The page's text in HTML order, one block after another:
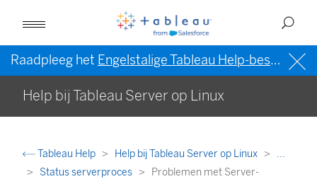
Raadpleeg het Engelstalige Tableau Help-bestand (VS)
Help bij Tableau Server op Linux
Tableau Help Help bij Tableau Server op Linux
...
Status serverproces
Problemen met Server-